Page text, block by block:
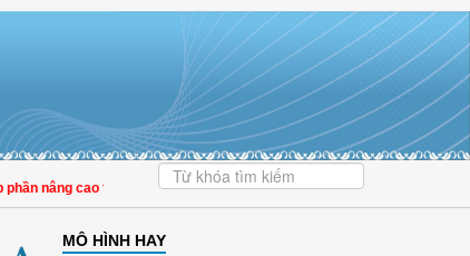
nâng cao tỷ lệ người dân tham gia bảo hiểm y tế
MÔ HÌNH HAY